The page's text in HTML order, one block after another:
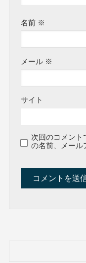
名前 ※
メール ※
サイト
次回のコメント
の名前、メール